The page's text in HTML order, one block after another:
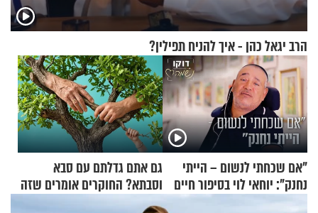
הרב יגאל כהן - איך להניח תפילין?
"אם שכחתי לנשום – הייתי
נחנק": יוחאי לוי בסיפור חיים
מעורר השראה
גם אתם גדלתם עם סבא
וסבתא? החוקרים אומרים שזה
מתכון מנצח